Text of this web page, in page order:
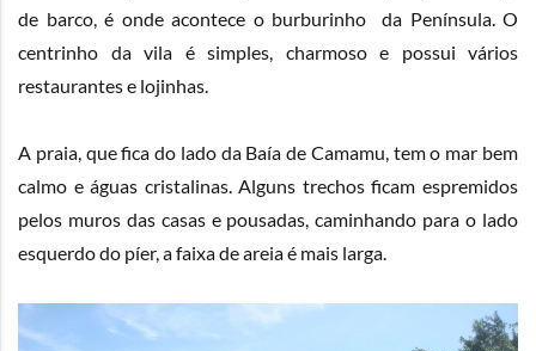
de barco, é onde acontece o burburinho da Península. O
centrinho da vila é simples, charmoso e possui vários
restaurantes e lojinhas.
A praia, que fica do lado da Baía de Camamu, tem o mar bem
calmo e águas cristalinas. Alguns trechos ficam espremidos
pelos muros das casas e pousadas, caminhando para o lado
esquerdo do píer, a faixa de areia é mais larga.